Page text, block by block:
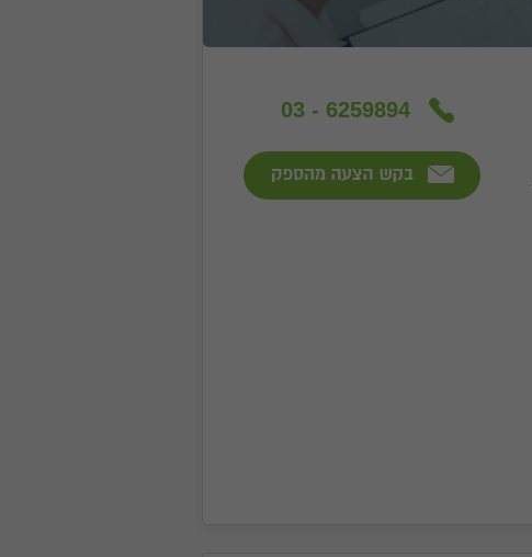
03 - 6259894